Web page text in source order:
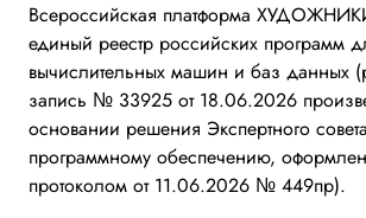
Всероссийская платформа
единый реестр российских программ
вычислительных машин и баз данных
запись № 33925 от 18.06.2026
основании решения Экспертного
программному обеспечению,
протоколом от 11.06.2026 № 449пр).